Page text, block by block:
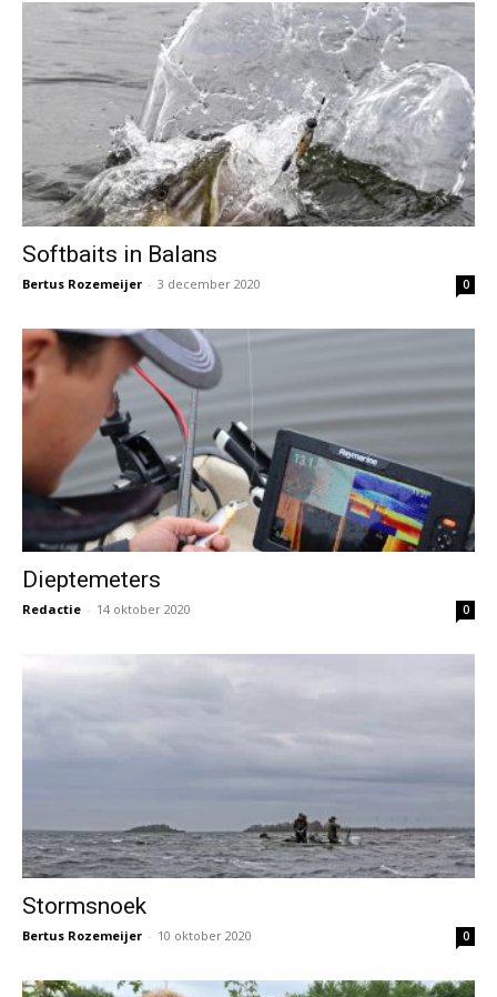
Softbaits in Balans
Bertus Rozemeijer - 3 december 2020 0
Dieptemeters
Redactie - 14 oktober 2020 0
Stormsnoek
Bertus Rozemeijer - 10 oktober 2020 0